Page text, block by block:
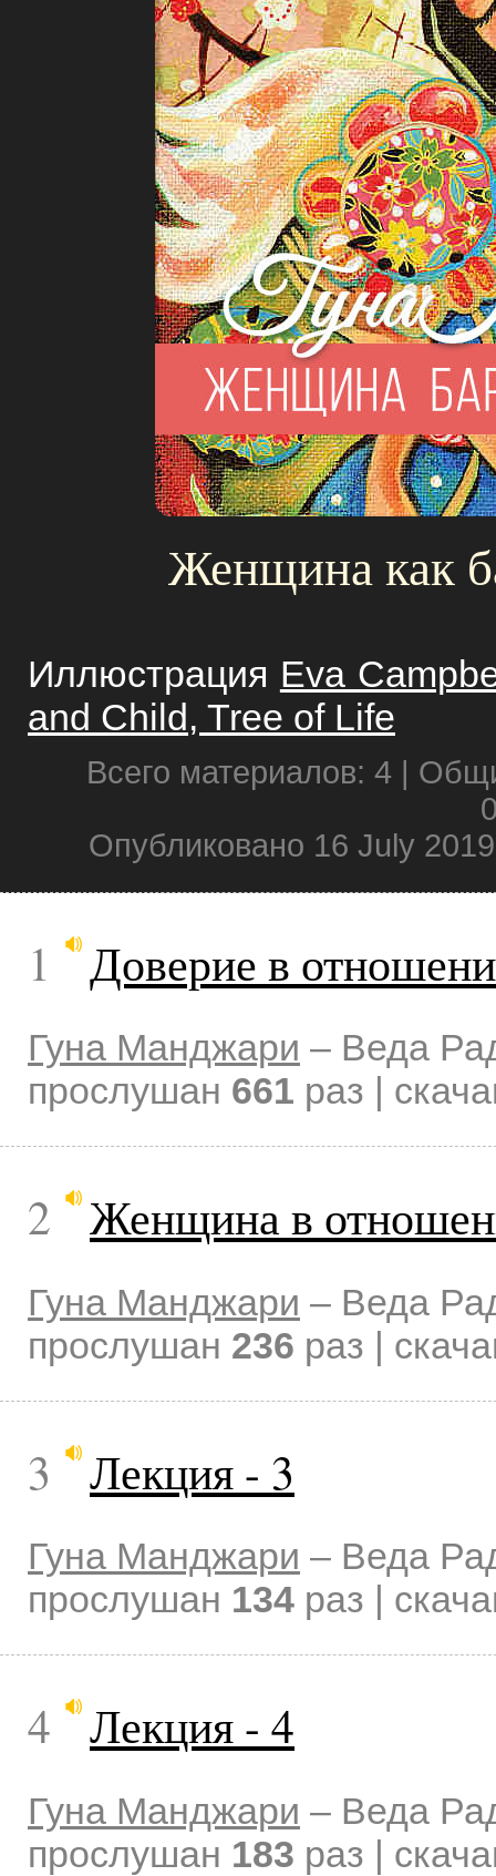
Женщина как
Иллюстрация Eva
and Child, Tree of Life
Всего материалов: 4 |
Опубликовано 16 July
1 Доверие в
Гуна Манджари – Веда
прослушан 661 раз |
2 Женщина в
Гуна Манджари – Веда
прослушан 236 раз |
3 Лекция - 3
Гуна Манджари – Веда
прослушан 134 раз |
4 Лекция - 4
Гуна Манджари – Веда
прослушан 183 раз |